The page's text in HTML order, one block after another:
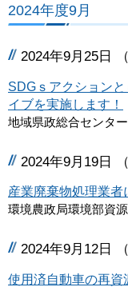
2024年度9月
2024年9月25日
SDGｓアクション
イブを実施します！
地域県政総合センタ
2024年9月19日
産業廃棄物処理業者
環境農政局環境部資
2024年9月12日
使用済自動車の再資